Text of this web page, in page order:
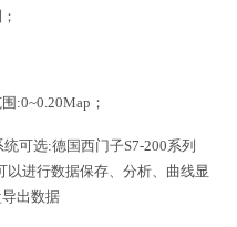
；
统可选:德国西门子S7-200系列
以进行数据保存、分析、曲线显
出数据